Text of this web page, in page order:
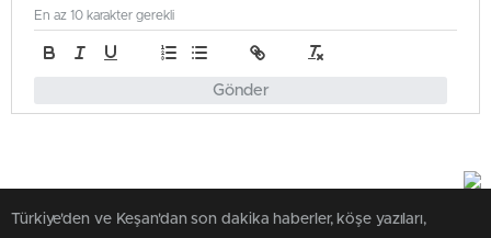
Gönder
En az 10 karakter gerekli
Türkiye'den ve Keşan'dan son dakika haberler, köşe yazıları,